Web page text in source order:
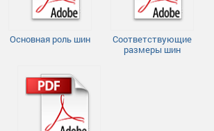
Основная роль шин
Соответствующие
размеры шин